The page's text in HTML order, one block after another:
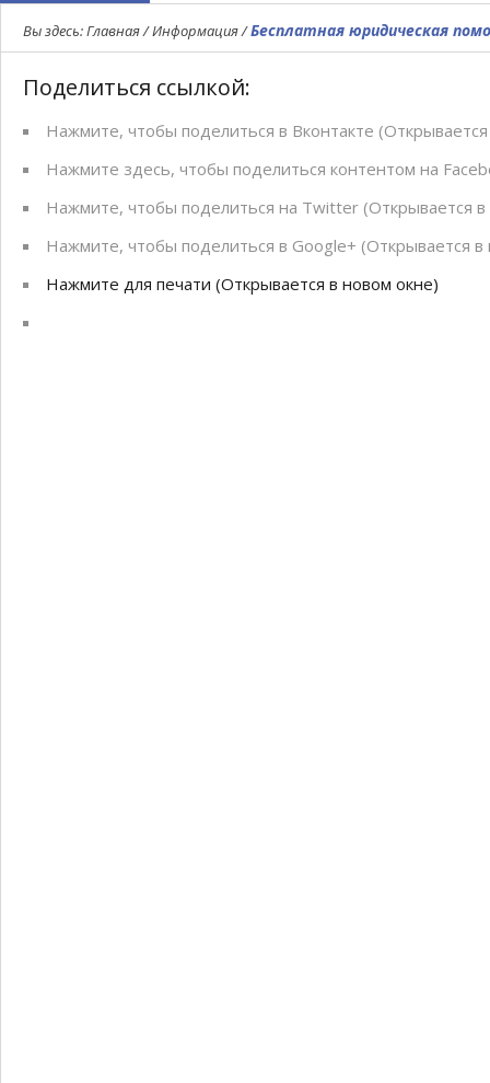
Турнир по мини-футболу,
Вы здесь:Главная/Информация/Бесплатная юридическая
Поделиться ссылкой:
Нажмите, чтобы поделиться в Вконтакте
Нажмите здесь, чтобы поделиться контентом на
Нажмите, чтобы поделиться на Twitter (Открывается
Нажмите, чтобы поделиться в Google+ (Открывается в
Нажмите для печати (Открывается в новом окне)